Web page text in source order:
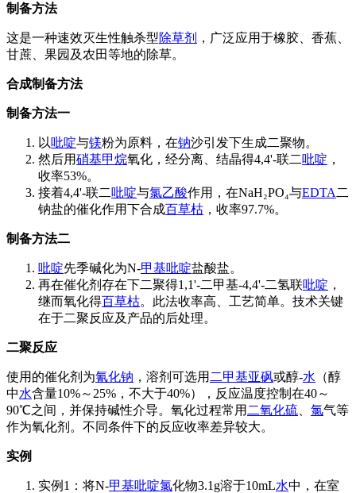
制备方法
这是一种速效灭生性触杀型除草剂
，广泛应用于橡胶、香蕉、
甘蔗、果园及农田等地的除草。
合成制备方法
制备方法一
以吡啶与镁粉为原料，在钠沙引发下生成二聚物。
然后用硝基甲烷氧化，经分离、结晶得4,4'-联二吡啶 ，
收率53%。
接着4,4'-联二吡啶与氯乙酸作用，在NaH₂PO₄与EDTA 二
钠盐的催化作用下合成百草枯 ，收率97.7%。
制备方法二
吡啶先季碱化为N-甲基吡啶盐酸盐。
再在催化剂存在下二聚得1,1'-二甲基-4,4'-二氢联吡啶 ，
继而氧化得百草枯。此法收率高、工艺简单。技术关键
在于二聚反应及产品的后处理。
二聚反应
使用的催化剂为氰化钠 ，溶剂可选用 二甲基亚砜或醇-水 （醇
中水含量10%～25%，不大于40%），反应温度控制在40～
90℃之间，并保持碱性介导。氧化过程常用 二氧化硫 氯气等
作为氧化剂。不同条件下的反应收率差异较大。
实例
实例1：将N-甲基吡啶氯化物3.1g溶于10mL水中，在室